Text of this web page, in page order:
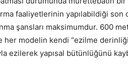
faaliyetlerinin yapılabildiği son
şansları maksimumdur. 600
modelin kendi “ezilme
ezilerek yapısal bütünlüğünü